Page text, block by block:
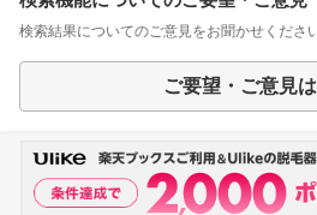
検索結果についてのご意見をお聞かせください
ご要望・ご意見